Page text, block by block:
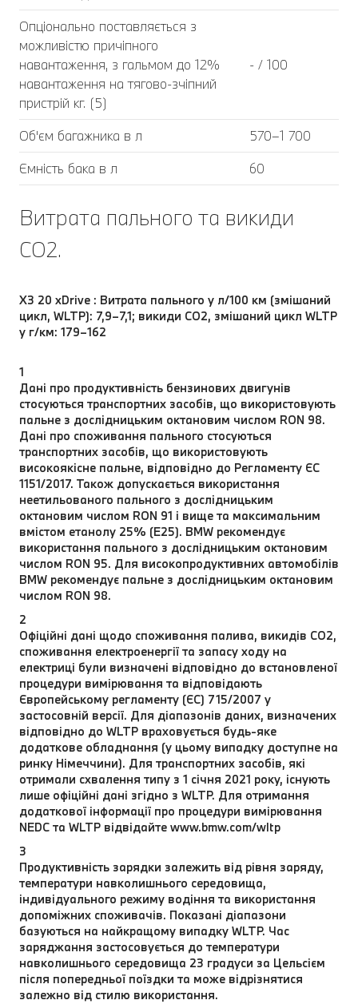
Опціонально поставляється з
можливістю причіпного
навантаження, з гальмом до 12%
навантаження на тягово-зчіпний
пристрій кг. (5)
- / 100
Об'єм багажника в л
570–1 700
Ємність бака в л
60
Витрата пального та викиди
CO2.
X3 20 xDrive : Витрата пального у л/100 км (змішаний
цикл, WLTP): 7,9–7,1; викиди CO2, змішаний цикл WLTP
у г/км: 179–162
1
Дані про продуктивність бензинових двигунів
стосуються транспортних засобів, що використовують
пальне з дослідницьким октановим числом RON 98.
Дані про споживання пального стосуються
транспортних засобів, що використовують
високоякісне пальне, відповідно до Регламенту ЄС
1151/2017. Також допускається використання
неетильованого пального з дослідницьким
октановим числом RON 91 і вище та максимальним
вмістом етанолу 25% (E25). BMW рекомендує
використання пального з дослідницьким октановим
числом RON 95. Для високопродуктивних автомобілів
BMW рекомендує пальне з дослідницьким октановим
числом RON 98.
2
Офіційні дані щодо споживання палива, викидів CO2,
споживання електроенергії та запасу ходу на
електриці були визначені відповідно до встановленої
процедури вимірювання та відповідають
Європейському регламенту (ЄС) 715/2007 у
застосовній версії. Для діапазонів даних, визначених
відповідно до WLTP враховується будь-яке
додаткове обладнання (у цьому випадку доступне на
ринку Німеччини). Для транспортних засобів, які
отримали схвалення типу з 1 січня 2021 року, існують
лише офіційні дані згідно з WLTP. Для отримання
додаткової інформації про процедури вимірювання
NEDC та WLTP відвідайте www.bmw.com/wltp
3
Продуктивність зарядки залежить від рівня заряду,
температури навколишнього середовища,
індивідуального режиму водіння та використання
допоміжних споживачів. Показані діапазони
базуються на найкращому випадку WLTP. Час
заряджання застосовується до температури
навколишнього середовища 23 градуси за Цельсієм
після попередньої поїздки та може відрізнятися
залежно від стилю використання.